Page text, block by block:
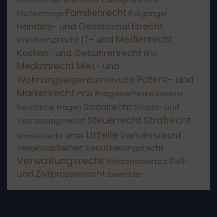
Fachbeiträge Familienrecht Fußgänger
Handels- und Gesellschaftsrecht
Insolvenzrecht IT- und Medienrecht
Kosten- und Gebührenrecht LKW
Medizinrecht Miet- und
Wohnungseigentumsrecht Patent- und
Markenrecht PKW Ratgebertexte Rechner
Rechtliche Fragen Sozialrecht Staats- und
Verfassungsrecht Steuerrecht Strafrecht
Umweltrecht Urteil Urteile Verkehrsrecht
Verkehrssicherheit Versicherungsrecht
Verwaltungsrecht Wissenswertes Zivil-
und Zivilprozessrecht Zweiräder